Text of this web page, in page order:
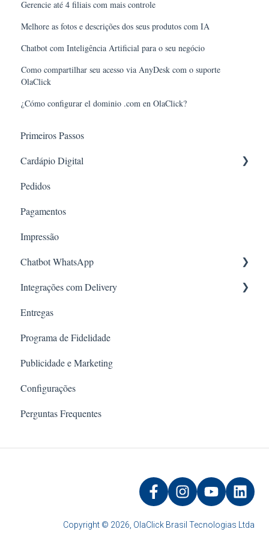
Gerencie até 4 filiais com mais controle
Melhore as fotos e descrições dos seus produtos com IA
Chatbot com Inteligência Artificial para o seu negócio
Como compartilhar seu acesso via AnyDesk com o suporte
OlaClick
¿Cómo configurar el dominio .com en OlaClick?
Primeiros Passos
Cardápio Digital
Produtos e Categorias
Link e QR Code
Personalização
Inventário
Pedidos
Pagamentos
Impressão
Chatbot WhatsApp
Conexão Básica
Chatbot Oficial (Meta)
Inteligência Artificial
Integrações com Delivery
99Food
Rappi
iFood
Didi
Uber Eats
Entregas
Programa de Fidelidade
Publicidade e Marketing
Configurações
Perguntas Frequentes
Copyright © 2026, OlaClick Brasil Tecnologias Ltda